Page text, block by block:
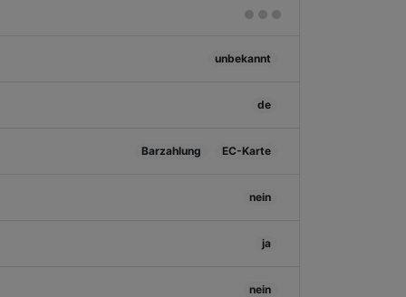
unbekannt
de
Barzahlung EC-Karte
nein
ja
nein